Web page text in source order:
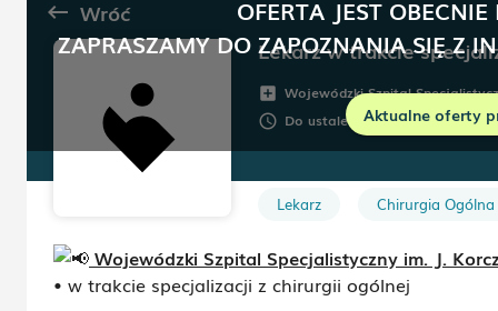
OFERTA JEST
ZAPRASZAMY DO ZAPOZNANIA SIĘ Z
Aktualne oferty
keyboard_backspace Wróć
Lekarz w trakcie
add_box Wojewódzki Szpital
schedule Do ustalenia description Umowa:
Lekarz Chirurgia Ogólna
Wojewódzki Szpital Specjalistyczny im. J.
• w trakcie specjalizacji z chirurgii ogólnej